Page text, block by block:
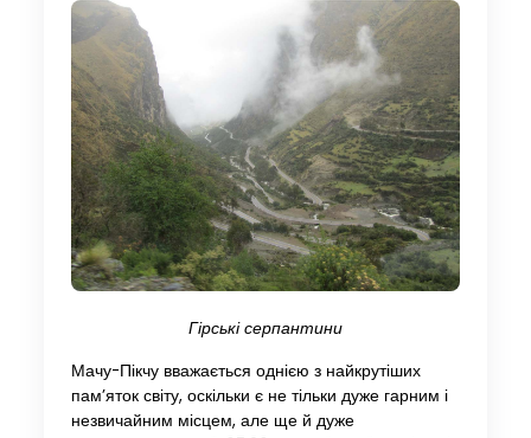
Гірські серпантини
Мачу-Пікчу вважається однією з найкрутіших
пам’яток світу, оскільки є не тільки дуже гарним і
незвичайним місцем, але ще й дуже